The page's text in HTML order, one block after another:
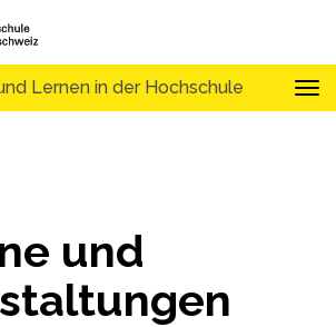
Lernen in der Hochschule
und